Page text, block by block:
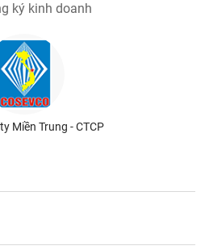
ký kinh doanh
Miền Trung - CTCP